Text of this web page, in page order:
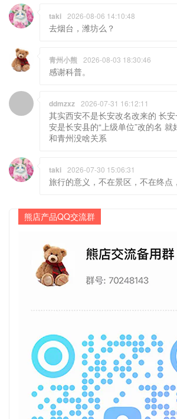
taki 2026-08-06 14:10:48
去烟台，潍坊么？
青州小熊 2026-08-03 18:30:46
感谢科普。
ddmzxz 2026-07-31 16:12:11
其实西安不是长安改名改来的 长
安是长安县的“上级单位”改的名 就
和青州没啥关系
taki 2026-07-30 15:06:31
旅行的意义，不在景区，不在终点
熊店产品QQ交流群